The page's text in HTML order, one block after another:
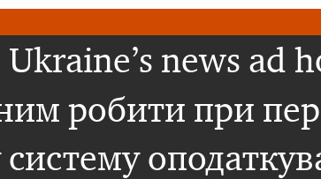
news ad
робити при